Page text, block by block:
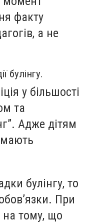
факту
а не
булінгу.
у більшості
та
Адже дітям
булінгу, то
При
на тому, що